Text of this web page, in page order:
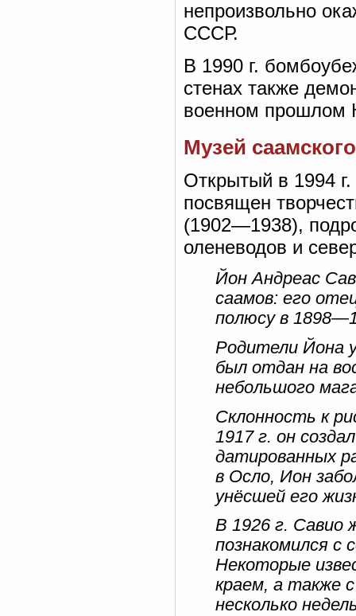
непроизвольно
СССР.
В 1990 г.
стенах также
военном прошлом
Музей
Открытый в 1994
посвящен
(1902—1938),
оленеводов и
Йон Андреас
саамов: его
полюсу в
Родители Йона
был отдан на
небольшого
Склонность к
1917 г. он
датированных
в Осло, Ион
унёсшей его
В 1926 г. Савио
познакомился с
Некоторые
краем, а также
несколько